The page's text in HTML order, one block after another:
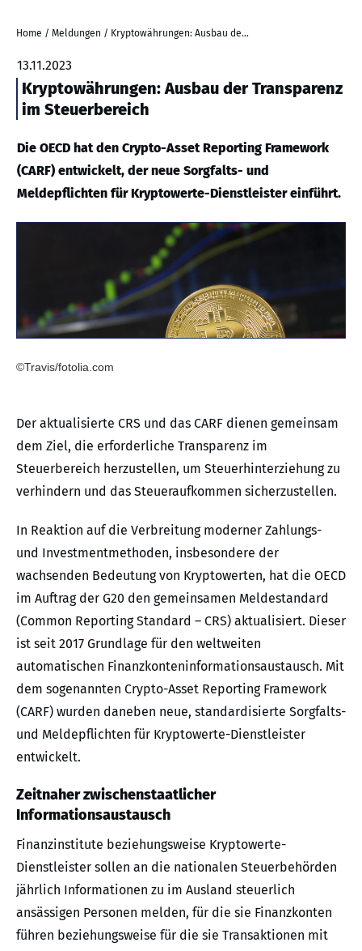
Home / Meldungen / Kryptowährungen: Ausbau der Transparenz im Steuerbereich
13.11.2023
Kryptowährungen: Ausbau der Transparenz
im Steuerbereich
Die OECD hat den Crypto-Asset Reporting Framework
(CARF) entwickelt, der neue Sorgfalts- und
Meldepflichten für Kryptowerte-Dienstleister einführt.
©Travis/fotolia.com
Der aktualisierte CRS und das CARF dienen gemeinsam
dem Ziel, die erforderliche Transparenz im
Steuerbereich herzustellen, um Steuerhinterziehung zu
verhindern und das Steueraufkommen sicherzustellen.
In Reaktion auf die Verbreitung moderner Zahlungs-
und Investmentmethoden, insbesondere der
wachsenden Bedeutung von Kryptowerten, hat die OECD
im Auftrag der G20 den gemeinsamen Meldestandard
(Common Reporting Standard – CRS) aktualisiert. Dieser
ist seit 2017 Grundlage für den weltweiten
automatischen Finanzkonteninformationsaustausch. Mit
dem sogenannten Crypto-Asset Reporting Framework
(CARF) wurden daneben neue, standardisierte Sorgfalts-
und Meldepflichten für Kryptowerte-Dienstleister
entwickelt.
Zeitnaher zwischenstaatlicher
Informationsaustausch
Finanzinstitute beziehungsweise Kryptowerte-
Dienstleister sollen an die nationalen Steuerbehörden
jährlich Informationen zu im Ausland steuerlich
ansässigen Personen melden, für die sie Finanzkonten
führen beziehungsweise für die sie Transaktionen mit